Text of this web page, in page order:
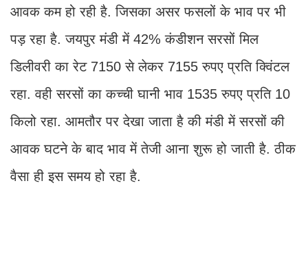
आवक कम हो रही है. जिसका असर फसलों के भाव पर भी
पड़ रहा है. जयपुर मंडी में 42% कंडीशन सरसों मिल
डिलीवरी का रेट 7150 से लेकर 7155 रुपए प्रति क्विंटल
रहा. वही सरसों का कच्ची घानी भाव 1535 रुपए प्रति 10
किलो रहा. आमतौर पर देखा जाता है की मंडी में सरसों की
आवक घटने के बाद भाव में तेजी आना शुरू हो जाती है. ठीक
वैसा ही इस समय हो रहा है.